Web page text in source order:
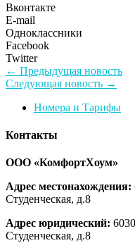
Вконтакте
E-mail
Одноклассники
Facebook
Twitter
Навигация
по
записям
← Предыдущая новость
Следующая новость →
Номера и Тарифы
Контакты
ООО «КомфортХоум»
Адрес местонахождения:
Студенческая, д.8
Адрес юридический:
Студенческая, д.8